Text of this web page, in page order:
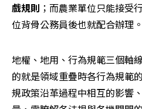
戲規則 ；而農業單位只能接受
位背骨公務員後也就配合辦理。
地權、地用、行為規範三個軸
的就是領域重疊時各行為規範
規政策沿革過程中相互的影響